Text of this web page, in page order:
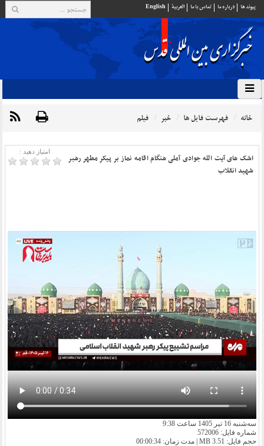
پيوند ها درباره ما تماس با ما العربية English
خانه فهرست فایل ها خبر فیلم
امتیاز دهید :
اشک های آیت الله جوادی آملی هنگام اقامه نماز بر پیکر مطهر رهبر
شهید انقلاب
سه‌شنبه 16 تیر 1405 ساعت 9:38
شماره فایل: 572006
حجم فایل: 3.51 MB | مدت زمان: 00:00:34